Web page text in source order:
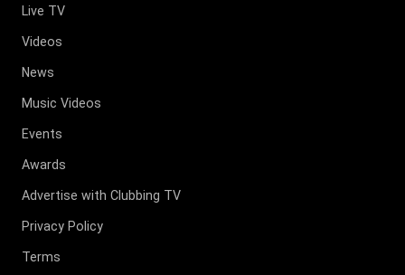
Live TV
Videos
News
Music Videos
Events
Awards
Advertise with Clubbing TV
Privacy Policy
Terms